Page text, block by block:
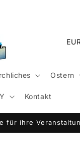
Ostern
Kontakt
n
R
e
für ihre